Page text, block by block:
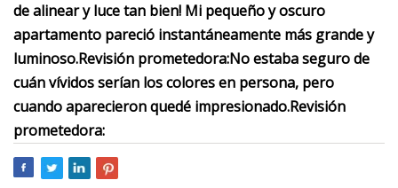
de alinear y luce tan bien! Mi pequeño y oscuro
apartamento pareció instantáneamente más grande y
luminoso.Revisión prometedora:No estaba seguro de
cuán vívidos serían los colores en persona, pero
cuando aparecieron quedé impresionado.Revisión
prometedora: